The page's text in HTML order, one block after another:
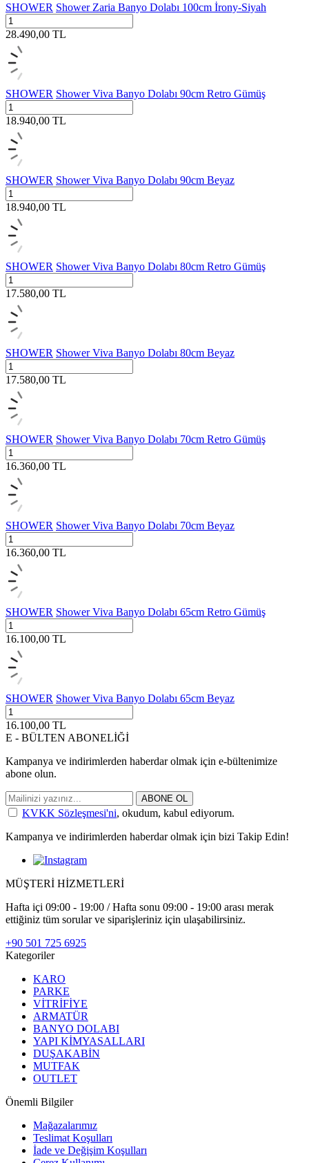
SHOWER Shower Zaria Banyo Dolabı 100cm İrony-Siyah
28.490,00 TL
SHOWER Shower Viva Banyo Dolabı 90cm Retro Gümüş
18.940,00 TL
SHOWER Shower Viva Banyo Dolabı 90cm Beyaz
18.940,00 TL
SHOWER Shower Viva Banyo Dolabı 80cm Retro Gümüş
17.580,00 TL
SHOWER Shower Viva Banyo Dolabı 80cm Beyaz
17.580,00 TL
SHOWER Shower Viva Banyo Dolabı 70cm Retro Gümüş
16.360,00 TL
SHOWER Shower Viva Banyo Dolabı 70cm Beyaz
16.360,00 TL
SHOWER Shower Viva Banyo Dolabı 65cm Retro Gümüş
16.100,00 TL
SHOWER Shower Viva Banyo Dolabı 65cm Beyaz
16.100,00 TL
E - BÜLTEN ABONELİĞİ
Kampanya ve indirimlerden haberdar olmak için e-bültenimize
abone olun.
ABONE OL
KVKK Sözleşmesi'ni, okudum, kabul ediyorum.
Kampanya ve indirimlerden haberdar olmak için bizi Takip Edin!
MÜŞTERİ HİZMETLERİ
Hafta içi 09:00 - 19:00 / Hafta sonu 09:00 - 19:00 arası merak
ettiğiniz tüm sorular ve siparişleriniz için ulaşabilirsiniz.
+90 501 725 6925
Kategoriler
KARO
PARKE
VİTRİFİYE
ARMATÜR
BANYO DOLABI
YAPI KİMYASALLARI
DUŞAKABİN
MUTFAK
OUTLET
Önemli Bilgiler
Mağazalarımız
Teslimat Koşulları
İade ve Değişim Koşulları